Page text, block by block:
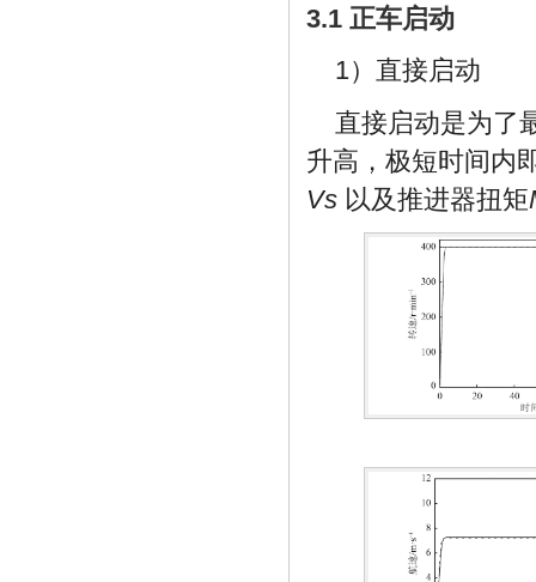
3.1 正车启动
1）直接启动
直接启动是为了
升高，极短时间内
Vs 以及推进器扭矩